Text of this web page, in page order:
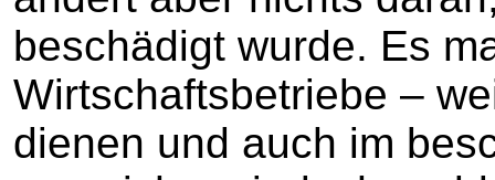
beschädigt wurde. Es
Wirtschaftsbetriebe –
dienen und auch im